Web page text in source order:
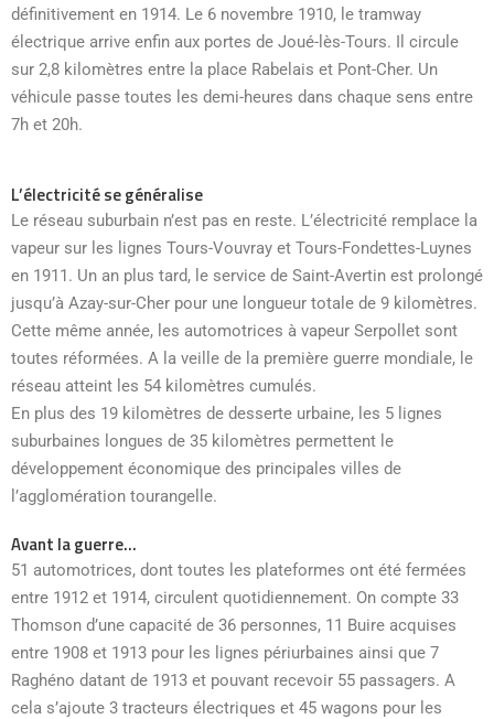
définitivement en 1914. Le 6 novembre 1910, le tramway
électrique arrive enfin aux portes de Joué-lès-Tours. Il circule
sur 2,8 kilomètres entre la place Rabelais et Pont-Cher. Un
véhicule passe toutes les demi-heures dans chaque sens entre
7h et 20h.
L’électricité se généralise
Le réseau suburbain n’est pas en reste. L’électricité remplace la
vapeur sur les lignes Tours-Vouvray et Tours-Fondettes-Luynes
en 1911. Un an plus tard, le service de Saint-Avertin est prolongé
jusqu’à Azay-sur-Cher pour une longueur totale de 9 kilomètres.
Cette même année, les automotrices à vapeur Serpollet sont
toutes réformées. A la veille de la première guerre mondiale, le
réseau atteint les 54 kilomètres cumulés.
En plus des 19 kilomètres de desserte urbaine, les 5 lignes
suburbaines longues de 35 kilomètres permettent le
développement économique des principales villes de
l’agglomération tourangelle.
Avant la guerre…
51 automotrices, dont toutes les plateformes ont été fermées
entre 1912 et 1914, circulent quotidiennement. On compte 33
Thomson d’une capacité de 36 personnes, 11 Buire acquises
entre 1908 et 1913 pour les lignes périurbaines ainsi que 7
Raghéno datant de 1913 et pouvant recevoir 55 passagers. A
cela s’ajoute 3 tracteurs électriques et 45 wagons pour les